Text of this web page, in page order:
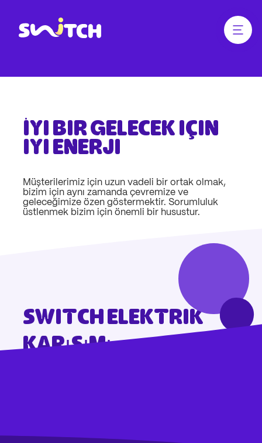
springen
springen
Link zur Homepage Menü
İyi bir gelecek için
iyi enerji
Müşterilerimiz için uzun vadeli bir ortak olmak,
bizim için aynı zamanda çevremize ve
geleceğimize özen göstermektir. Sorumluluk
üstlenmek bizim için önemli bir husustur.
Switch elektrik
karışımı